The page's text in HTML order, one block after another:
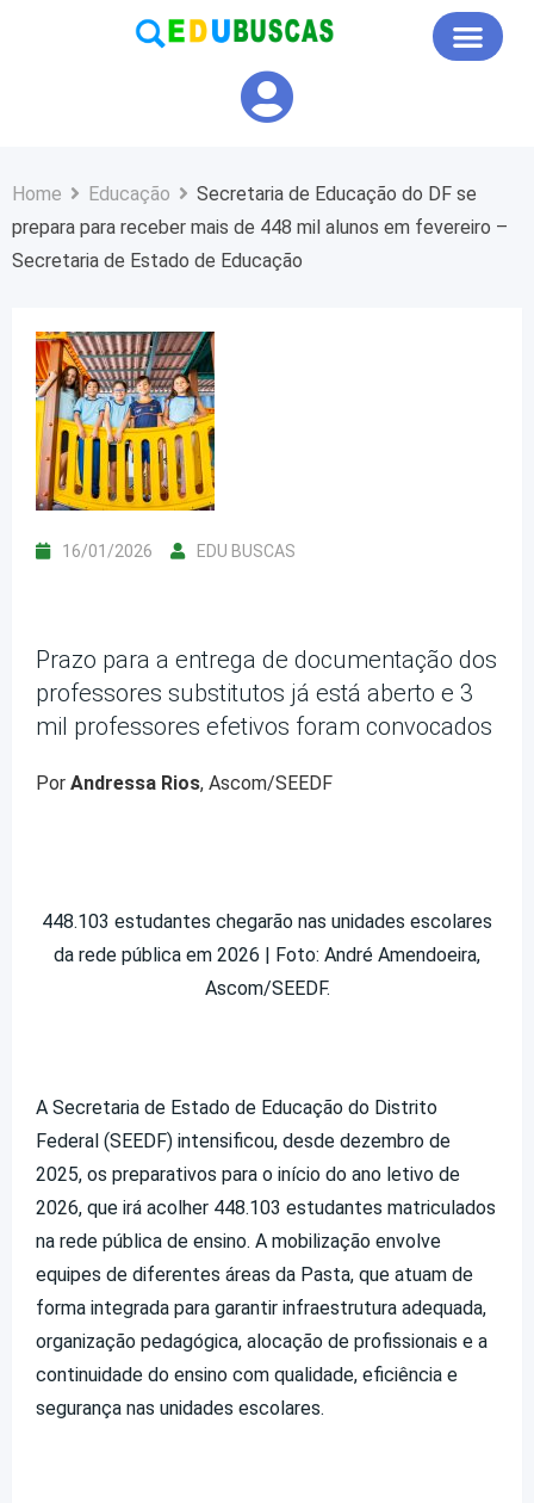
Home Educação
Secretaria de Educação do DF se
prepara para receber mais de 448 mil alunos em fevereiro –
Secretaria de Estado de Educação
16/01/2026 EDU BUSCAS
Prazo para a entrega de documentação dos
professores substitutos já está aberto e 3
mil professores efetivos foram convocados
Por Andressa Rios, Ascom/SEEDF
448.103 estudantes chegarão nas unidades escolares
da rede pública em 2026 | Foto: André Amendoeira,
Ascom/SEEDF.
A Secretaria de Estado de Educação do Distrito
Federal (SEEDF) intensificou, desde dezembro de
2025, os preparativos para o início do ano letivo de
2026, que irá acolher 448.103 estudantes matriculados
na rede pública de ensino. A mobilização envolve
equipes de diferentes áreas da Pasta, que atuam de
forma integrada para garantir infraestrutura adequada,
organização pedagógica, alocação de profissionais e a
continuidade do ensino com qualidade, eficiência e
segurança nas unidades escolares.